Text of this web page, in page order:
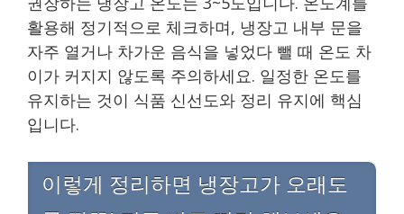
활용해 정기적으로 체크하며, 냉장고 내부 문을
자주 열거나 차가운 음식을 넣었다 뺄 때 온도 차
이가 커지지 않도록 주의하세요. 일정한 온도를
유지하는 것이 식품 신선도와 정리 유지에 핵심
입니다.
이렇게 정리하면 냉장고가 오래도